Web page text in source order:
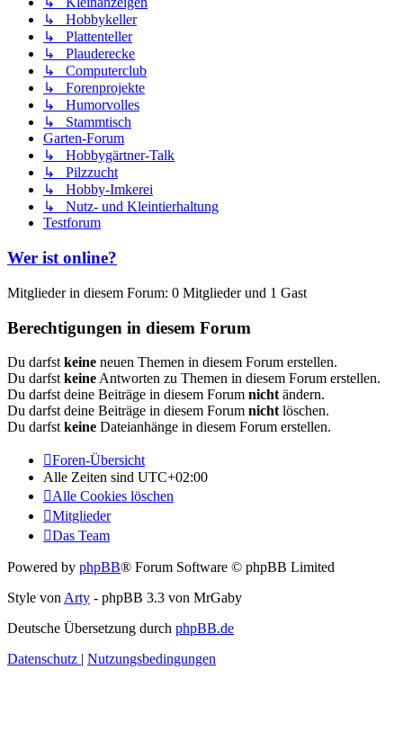
↳ Hobbykeller
↳ Plattenteller
↳ Plauderecke
↳ Computerclub
↳ Forenprojekte
↳ Humorvolles
↳ Stammtisch
Garten-Forum
↳ Hobbygärtner-Talk
↳ Pilzzucht
↳ Hobby-Imkerei
↳ Nutz- und Kleintierhaltung
Testforum
Wer ist online?
Mitglieder in diesem Forum: 0 Mitglieder und 1 Gast
Berechtigungen in diesem Forum
Du darfst keine neuen Themen in diesem Forum erstellen.
Du darfst keine Antworten zu Themen in diesem Forum erstellen.
Du darfst deine Beiträge in diesem Forum nicht ändern.
Du darfst deine Beiträge in diesem Forum nicht löschen.
Du darfst keine Dateianhänge in diesem Forum erstellen.
Foren-Übersicht
Alle Zeiten sind UTC+02:00
Alle Cookies löschen
Mitglieder
Das Team
Powered by phpBB® Forum Software © phpBB Limited
Style von Arty - phpBB 3.3 von MrGaby
Deutsche Übersetzung durch phpBB.de
Datenschutz | Nutzungsbedingungen